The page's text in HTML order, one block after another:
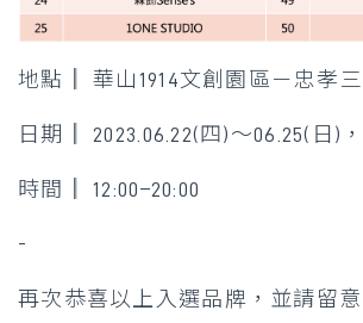
地點║ 華山1914文創園區－忠孝
日期║ 2023.06.22(四)～06.25(日)
時間║ 12:00–20:00
-
再次恭喜以上入選品牌，並請留